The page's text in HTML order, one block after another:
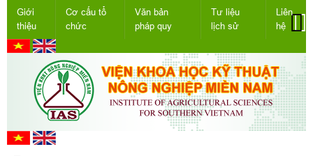
Giới
thiệu
Cơ cấu tổ
chức
Văn bản
pháp quy
Tư liệu
lịch sử
Liên
hệ